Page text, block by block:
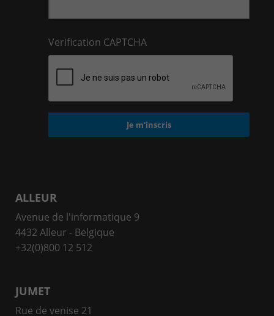
Verification CAPTCHA
ALLEUR
Avenue de l'informatique 9
4432 Alleur - Belgique
+32(0)800 12 512
JUMET
Rue de venise 21